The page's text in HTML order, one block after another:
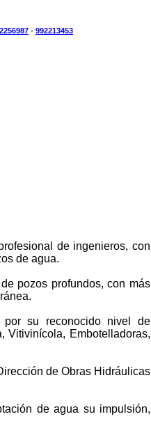
- 992213453
de ingenieros, con
de agua.
pozos profundos, con más
por su reconocido nivel de
Vitivinícola, Embotelladoras,
de Obras Hidráulicas
de agua su impulsión,